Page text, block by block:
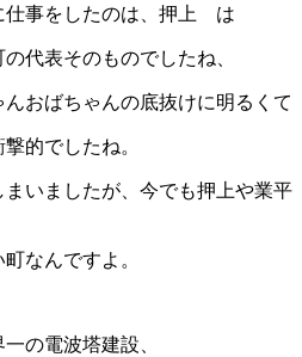
仕事をしたのは、押上 は
代表そのものでしたね、
おばちゃんの底抜けに明るくて
的でしたね。
いましたが、今でも押上や業平
なんですよ。
の電波塔建設、